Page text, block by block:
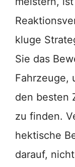
kluge
Sie das
Fahrzeuge,
den besten
zu finden.
hektische
darauf,